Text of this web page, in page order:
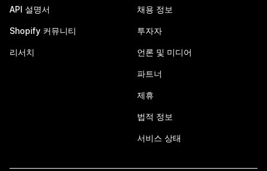
API 설명서
Shopify 커뮤니티
리서치
채용 정보
투자자
언론 및 미디어
파트너
제휴
법적 정보
서비스 상태